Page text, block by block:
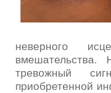
неверного
тревожный
приобретенной